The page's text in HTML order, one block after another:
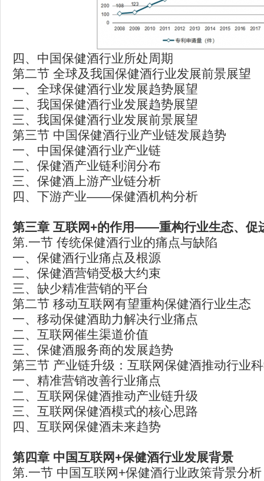
四、中国保健酒行业所处周期
第二节 全球及我国保健酒行业发展前景展望
一、全球保健酒行业发展趋势展望
二、我国保健酒行业发展趋势展望
三、我国保健酒行业发展前景展望
第三节 中国保健酒行业产业链发展趋势
一、中国保健酒行业产业链
二、保健酒产业链利润分布
三、保健酒上游产业链分析
四、下游产业——保健酒机构分析
第三章 互联网+的作用——重构行业生态、促
第.一节 传统保健酒行业的痛点与缺陷
一、保健酒行业痛点及根源
二、保健酒营销受极大约束
三、缺少精准营销的平台
第二节 移动互联网有望重构保健酒行业生态
一、移动保健酒助力解决行业痛点
二、互联网催生渠道价值
三、保健酒服务商的发展趋势
第三节 产业链升级：互联网保健酒推动行业
一、精准营销改善行业痛点
二、互联网保健酒推动产业链升级
三、互联网保健酒模式的核心思路
四、互联网保健酒未来趋势
第四章 中国互联网+保健酒行业发展背景
第.一节 中国互联网+保健酒行业政策背景分析